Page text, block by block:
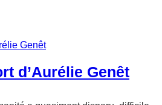
d’Aurélie Genêt